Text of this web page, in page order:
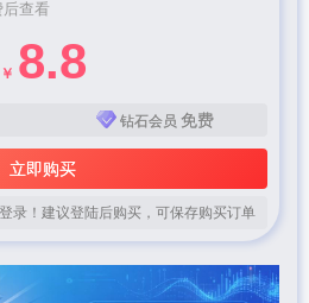
后查看
￥ 8.8
钻石会员 免费
立即购买
录！建议登陆后购买，可保存购买订单